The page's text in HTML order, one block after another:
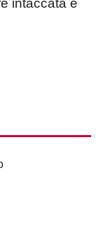
intaccata è